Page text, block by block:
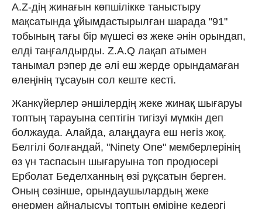
A.Z-дің жинағын көпшілікке таныстыру
мақсатында ұйымдастырылған шарада "91"
тобының тағы бір мүшесі өз жеке әнін орындап,
елді таңғалдырды. Z.A.Q лақап атымен
танымал рэпер де әлі еш жерде орындамаған
өлеңінің тұсауын сол кеште кесті.
Жанкүйерлер әншілердің жеке жинақ шығаруы
топтың тарауына септігін тигізуі мүмкін деп
болжауда. Алайда, алаңдауға еш негіз жоқ.
Белгілі болғандай, "Ninety One" мемберлерінің
өз үн таспасын шығаруына топ продюсері
Ерболат Беделханның өзі рұқсатын берген.
Оның сөзінше, орындаушылардың жеке
өнермен айналысуы топтың өміріне кедергі